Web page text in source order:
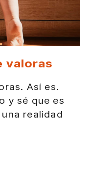
valoras
Así es.
y sé que es
realidad